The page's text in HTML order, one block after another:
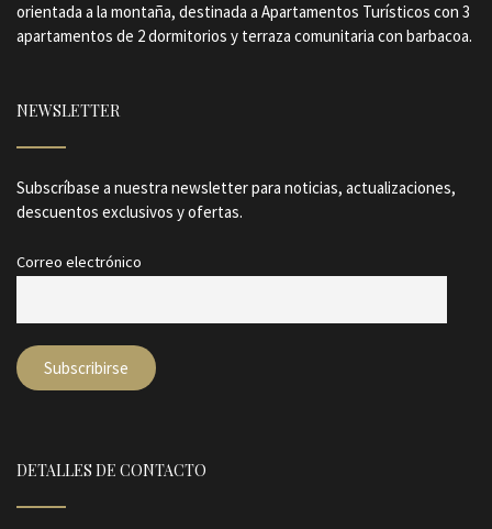
orientada a la montaña, destinada a Apartamentos Turísticos con 3
apartamentos de 2 dormitorios y terraza comunitaria con barbacoa.
NEWSLETTER
Subscríbase a nuestra newsletter para noticias, actualizaciones,
descuentos exclusivos y ofertas.
Correo electrónico
DETALLES DE CONTACTO